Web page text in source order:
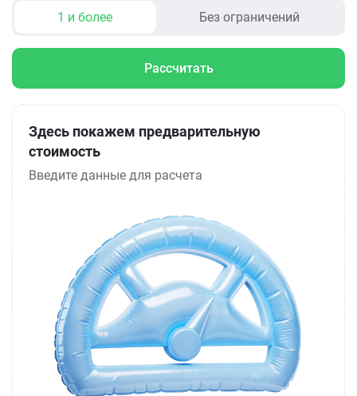
1 и более Без ограничений
Рассчитать
Здесь покажем предварительную
стоимость
Введите данные для расчета